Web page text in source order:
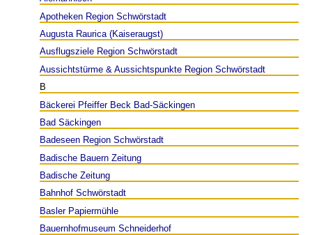
Apotheken Region Schwörstadt
Augusta Raurica (Kaiseraugst)
Ausflugsziele Region Schwörstadt
Aussichtstürme & Aussichtspunkte Region Schwörstadt
B
Bäckerei Pfeiffer Beck Bad-Säckingen
Bad Säckingen
Badeseen Region Schwörstadt
Badische Bauern Zeitung
Badische Zeitung
Bahnhof Schwörstadt
Basler Papiermühle
Bauernhofmuseum Schneiderhof